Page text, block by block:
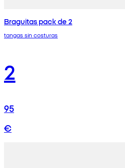
Braguitas pack de 2
tangas sin costuras
2
95
€